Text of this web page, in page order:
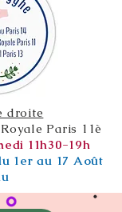
droite
Paris 11è
11h30-19h
1er au 17 Août